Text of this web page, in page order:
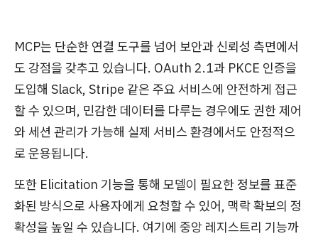
MCP는 단순한 연결 도구를 넘어 보안과 신뢰성 측면에서
도 강점을 갖추고 있습니다. OAuth 2.1과 PKCE 인증을
도입해 Slack, Stripe 같은 주요 서비스에 안전하게 접근
할 수 있으며, 민감한 데이터를 다루는 경우에도 권한 제어
와 세션 관리가 가능해 실제 서비스 환경에서도 안정적으
로 운용됩니다.
또한 Elicitation 기능을 통해 모델이 필요한 정보를 표준
화된 방식으로 사용자에게 요청할 수 있어, 맥락 확보의 정
확성을 높일 수 있습니다. 여기에 중앙 레지스트리 기능까